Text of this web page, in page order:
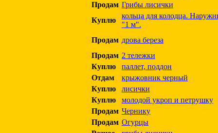
Продам Грибы лисички
Куплю
кольца для колодца.
"1 м".
Продам дрова береза
Продам 2 тележки
Куплю
паллет, поддон
Отдам
крыжовник черный
Куплю
лисички
Куплю
молодой укроп и петрушку
Продам Чернику
Продам Огурцы